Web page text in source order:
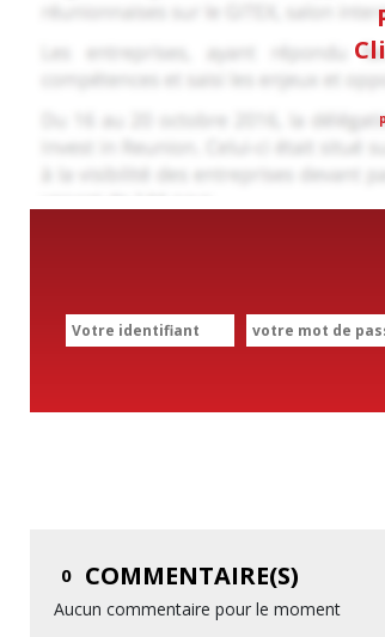
0 COMMENTAIRE(S)
Aucun commentaire pour le moment